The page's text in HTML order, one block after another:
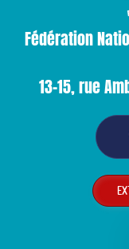
Fédération
13-15, rue